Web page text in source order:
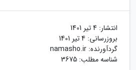
انتشار: 4 تیر 1401
بروزرسانی: 4 تیر 1401
گردآورنده: namasho.ir
شناسه مطلب: 3675